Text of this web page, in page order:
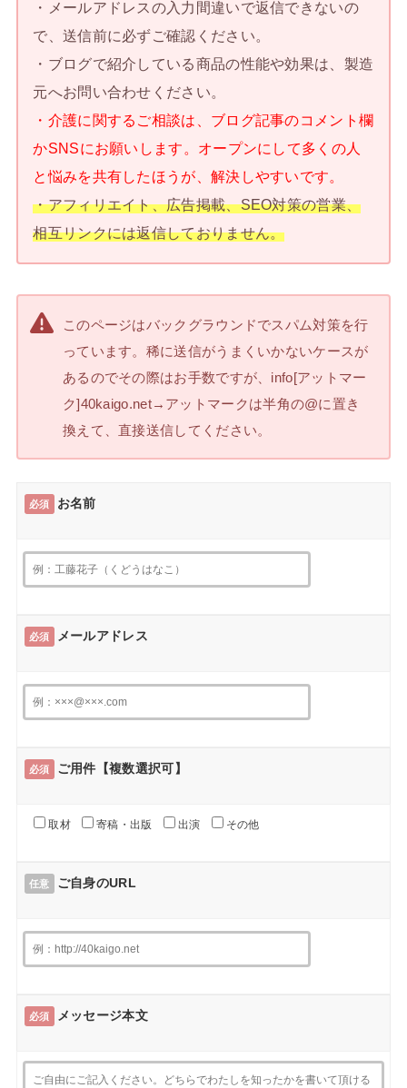
・メールアドレスの入力間違いで返信できないの
で、送信前に必ずご確認ください。
・ブログで紹介している商品の性能や効果は、製造
元へお問い合わせください。
・介護に関するご相談は、ブログ記事のコメント欄
かSNSにお願いします。オープンにして多くの人
と悩みを共有したほうが、解決しやすいです。
・アフィリエイト、広告掲載、SEO対策の営業、
相互リンクには返信しておりません。
このページはバックグラウンドでスパム対策を行
っています。稀に送信がうまくいかないケースが
あるのでその際はお手数ですが、info[アットマー
ク]40kaigo.net→アットマークは半角の@に置き
換えて、直接送信してください。
必須 お名前
必須 メールアドレス
必須 ご用件【複数選択可】
取材 寄稿・出版 出演 その他
任意 ご自身のURL
必須 メッセージ本文